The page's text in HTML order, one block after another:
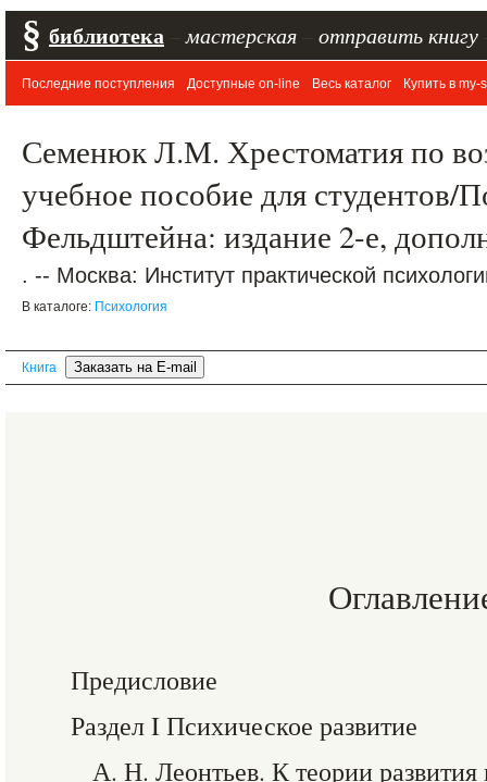
§ библиотека мастерская отправить книгу
Последние поступления Доступные on-line Весь каталог Купить в my-
Семенюк Л.М. Хрестоматия по
учебное пособие для студентов/
Фельдштейна: издание 2-е,
. -- Москва: Институт практической
В каталоге: Психология
Книга
Предисловие
Раздел I Психическое развитие
А. Н. Леонтьев. К теории развития